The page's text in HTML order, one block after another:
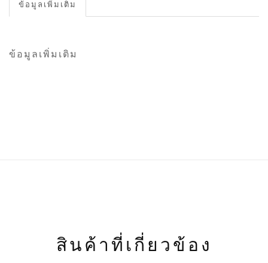
ข้อมูลเพิ่มเติม
ข้อมูลเพิ่มเติม
สินค้าที่เกี่ยวข้อง